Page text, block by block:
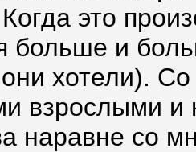
это
больше и
хотели).
взрослыми и
наравне со